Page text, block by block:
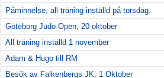
Påminnelse, all träning inställd på torsdag.
Göteborg Judo Open, 20 oktober
All träning inställd 1 november
Adam & Hugo till RM
Besök av Falkenbergs JK, 1 Oktober